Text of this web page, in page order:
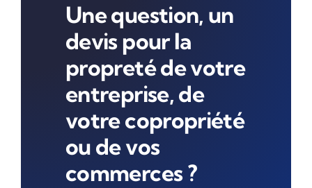
Une question, un
devis pour la
propreté de votre
entreprise, de
votre copropriété
ou de vos
commerces ?